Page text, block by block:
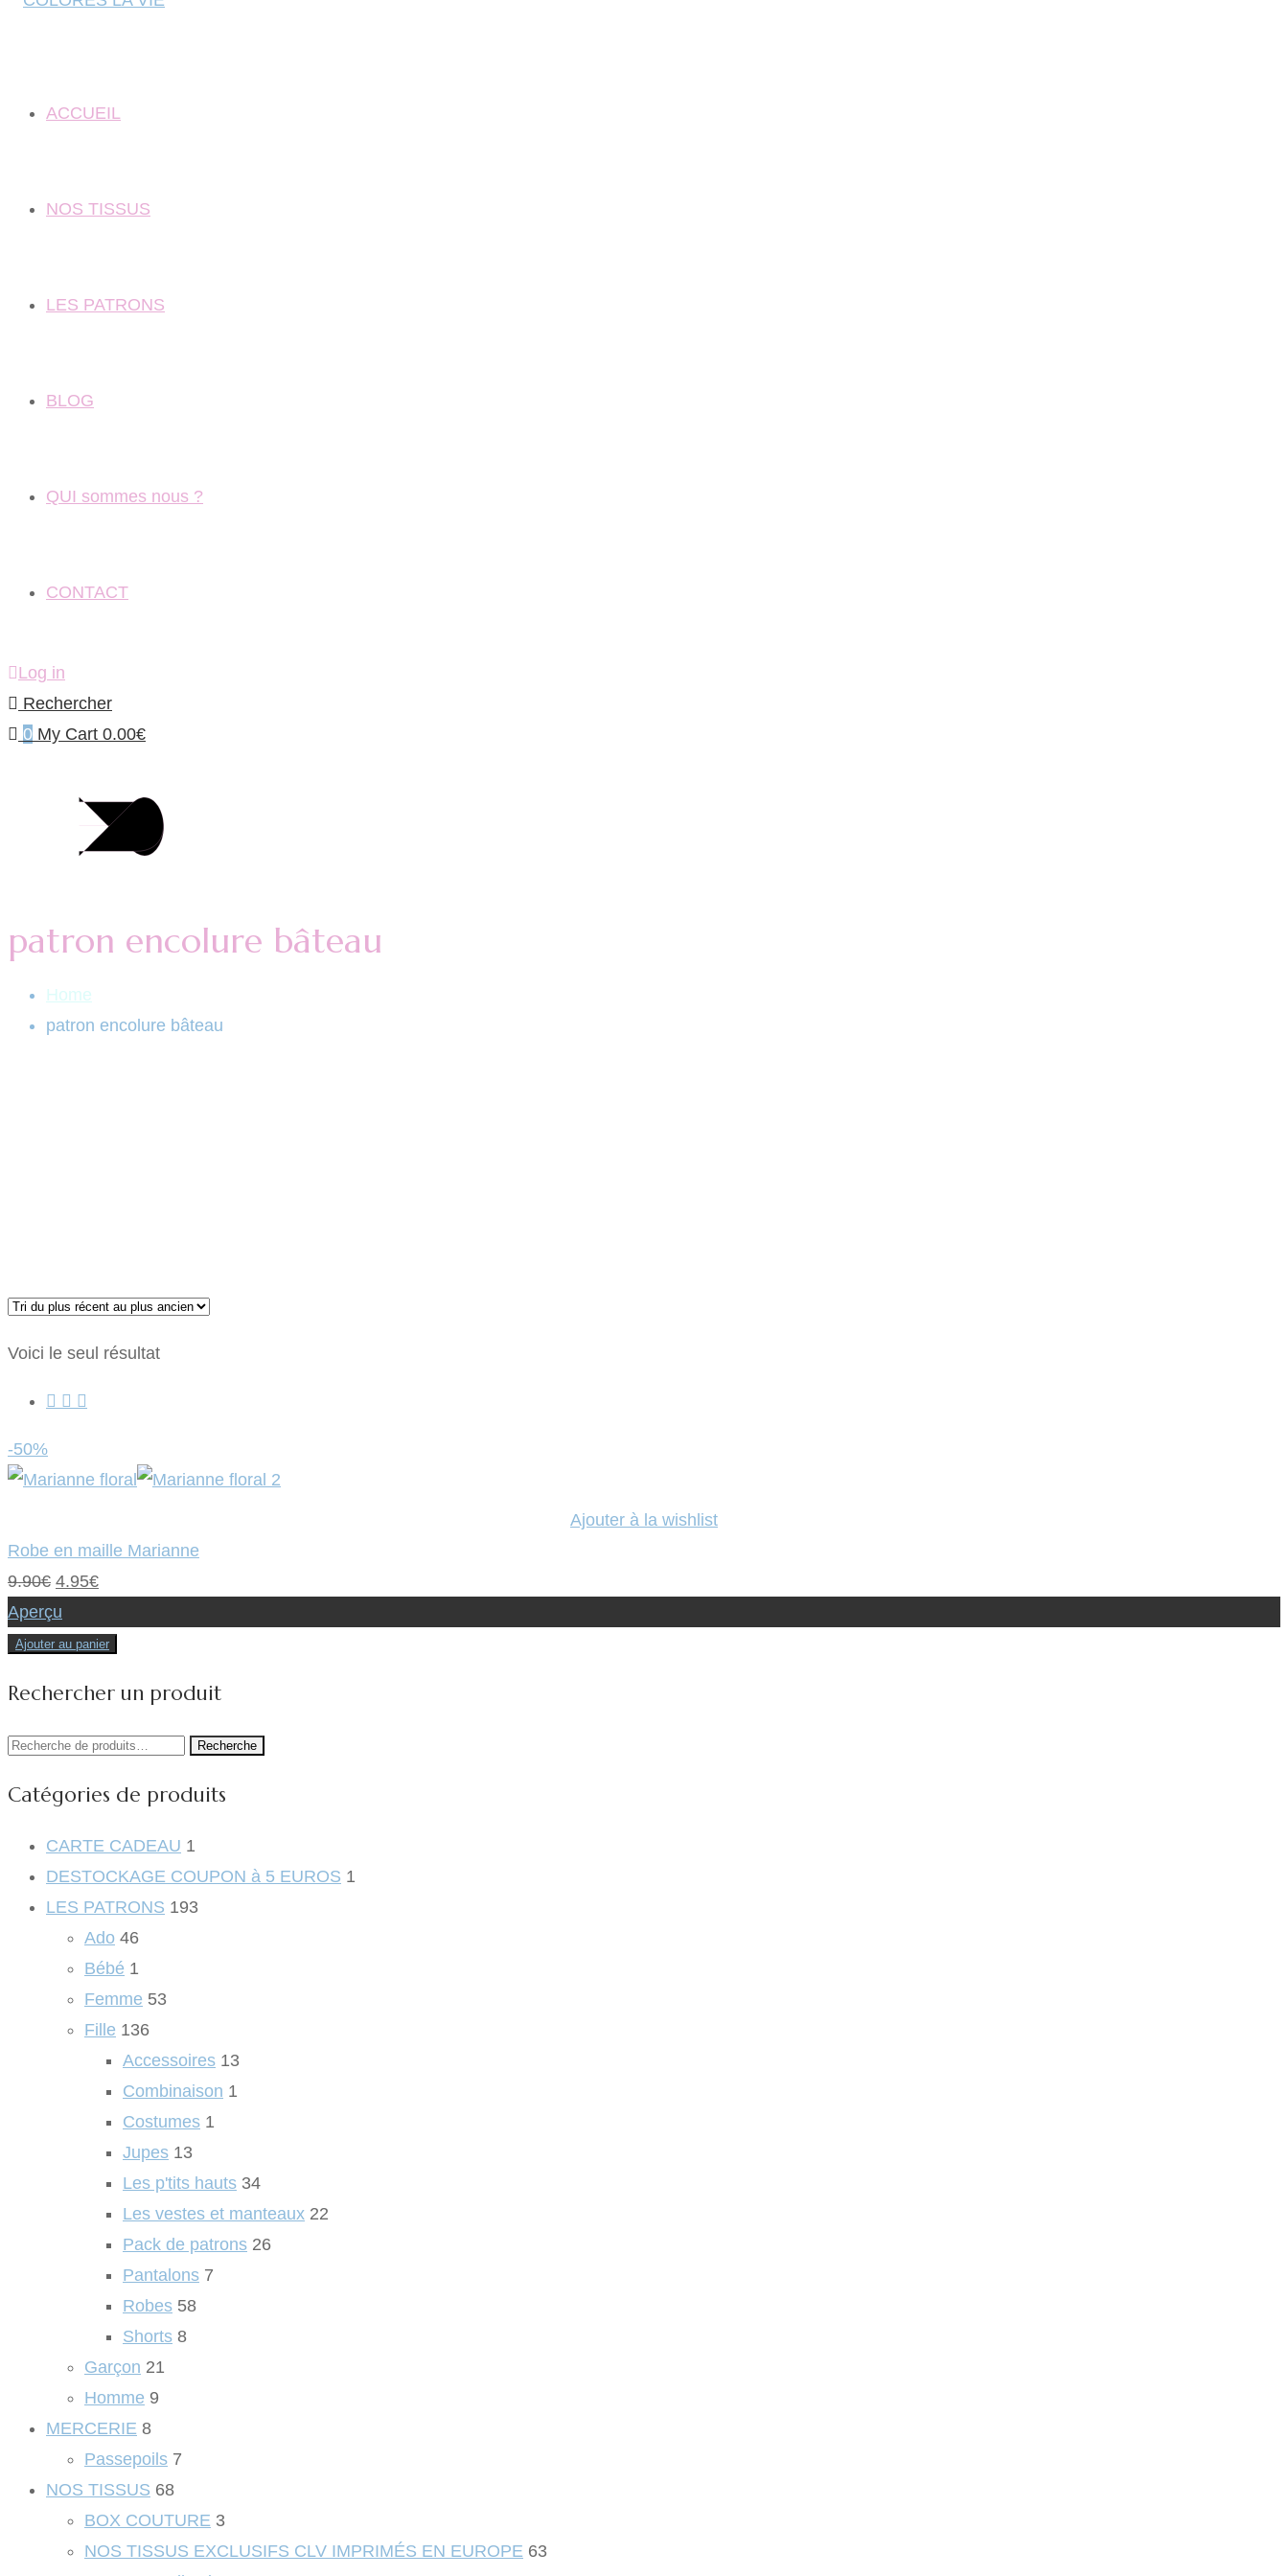
ACCUEIL
NOS TISSUS
LES PATRONS
BLOG
QUI sommes nous ?
CONTACT
Log in
Rechercher
0 My Cart 0.00€
patron encolure bâteau
Home
patron encolure bâteau
Voici le seul résultat
-50%
Ajouter à la wishlist
Robe en maille Marianne
9.90€ Le
prix
initial
9.90€.
4.95€Le
actuel
4.95€.
Aperçu
Ajouter au panier
Rechercher un produit
Recherche
Recherche
Catégories de produits
CARTE CADEAU 1
DESTOCKAGE COUPON à 5 EUROS 1
LES PATRONS 193
Ado 46
Bébé 1
Femme 53
Fille 136
Accessoires 13
Combinaison 1
Costumes 1
Jupes 13
Les p'tits hauts 34
Les vestes et manteaux 22
Pack de patrons 26
Pantalons 7
Robes 58
Shorts 8
Garçon 21
Homme 9
MERCERIE 8
Passepoils 7
NOS TISSUS 68
BOX COUTURE 3
NOS TISSUS EXCLUSIFS CLV IMPRIMÉS EN EUROPE 63